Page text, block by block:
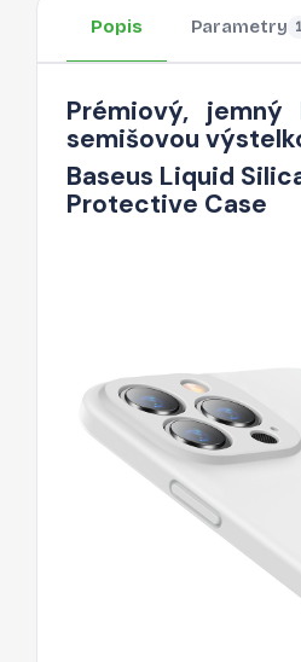
Popis Parametry
Prémiový,
semišovou
Baseus Liquid
Protective Case